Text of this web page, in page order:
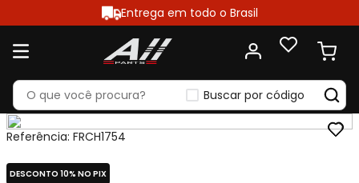
Entrega em todo o Brasil
Buscar por código
Referência: FRCH1754
DESCONTO 10% NO PIX